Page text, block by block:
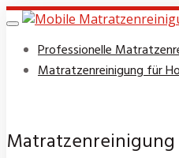
Skip
to
main
content
Toggle
Professionelle
Matratzenreinigung für
Matratzenreinigung